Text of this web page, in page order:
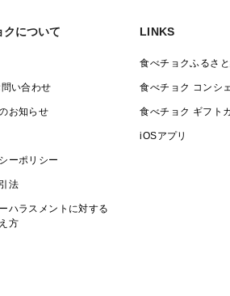
クについて
い合わせ
お知らせ
ーポリシー
法
ハラスメントに対する
方
LINKS
食べチョクふるさ
食べチョク コンシ
食べチョク ギフト
iOSアプリ